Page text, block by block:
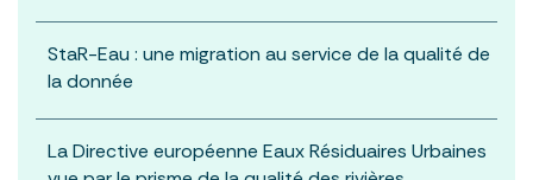
StaR-Eau : une migration au service de la qualité de
la donnée
La Directive européenne Eaux Résiduaires Urbaines